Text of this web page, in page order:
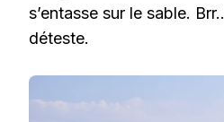
s’entasse sur le sable.
déteste.